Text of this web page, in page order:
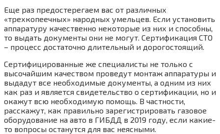
Еще раз предостерегаем вас от различных
«трехкопеечных» народных умельцев. Если установить
аппаратуру качественно некоторые из них и способны,
то выдать документы они не могут. Сертификация СТО
– процесс достаточно длительный и дорогостоящий.
Сертифицированные же специалисты не только с
высочайшим качеством проведут монтаж аппаратуры и
выдадут все необходимые документы, а одним из них
как раз и является свидетельство о сертификации, но и
окажут всю необходимую помощь. В частности,
расскажут, как правильно зарегистрировать газовое
оборудование на авто в ГИБДД в 2019 году, если какие-
то вопросы останутся для вас неясными.